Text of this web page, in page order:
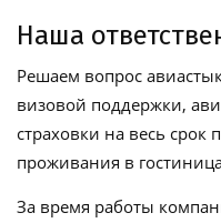
Наша
Решаем вопрос
визовой поддержки,
страховки на весь срок
проживания в
За время работы